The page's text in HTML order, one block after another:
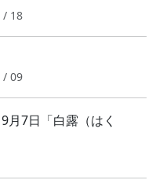
/ 18
/ 09
7日「白露（はく